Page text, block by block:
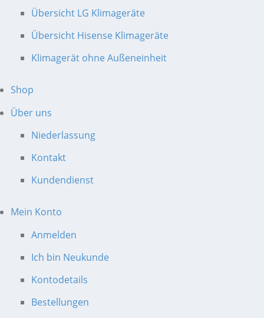
Übersicht LG Klimageräte
Übersicht Hisense Klimageräte
Klimagerät ohne Außeneinheit
Shop
Über uns
Niederlassung
Kontakt
Kundendienst
Mein Konto
Anmelden
Ich bin Neukunde
Kontodetails
Bestellungen